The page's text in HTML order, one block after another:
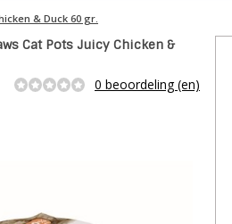
& Duck 60 gr.
Cat Pots Juicy Chicken &
0 beoordeling (en)